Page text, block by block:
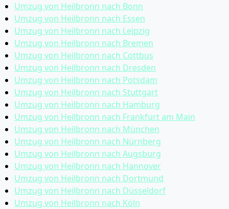
Umzug von Heilbronn nach Bonn
Umzug von Heilbronn nach Essen
Umzug von Heilbronn nach Leipzig
Umzug von Heilbronn nach Bremen
Umzug von Heilbronn nach Cottbus
Umzug von Heilbronn nach Dresden
Umzug von Heilbronn nach Potsdam
Umzug von Heilbronn nach Stuttgart
Umzug von Heilbronn nach Hamburg
Umzug von Heilbronn nach Frankfurt am Main
Umzug von Heilbronn nach München
Umzug von Heilbronn nach Nürnberg
Umzug von Heilbronn nach Augsburg
Umzug von Heilbronn nach Hannover
Umzug von Heilbronn nach Dortmund
Umzug von Heilbronn nach Düsseldorf
Umzug von Heilbronn nach Köln